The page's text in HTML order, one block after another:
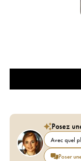
Posez
Avec quel
Poser